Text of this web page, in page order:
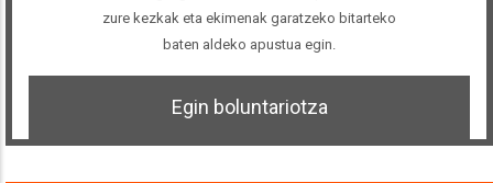
zure kezkak eta ekimenak garatzeko bitarteko
baten aldeko apustua egin.
Egin boluntariotza